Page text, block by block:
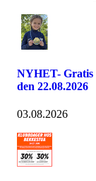
NYHET- Gratis
den 22.08.2026
03.08.2026